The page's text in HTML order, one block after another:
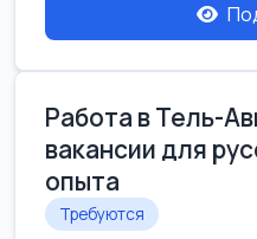
Работа в Тель-
вакансии для
опыта
Требуются